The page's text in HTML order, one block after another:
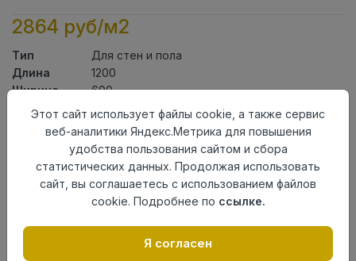
2864 руб/м2
Тип
Для стен и пола
Длина
1200
Ширина
600
Актуальность
Товарная
Керамогранит
Поверхность
Индия
Номер
Этот сайт использует файлы cookie, а также сервис
веб-аналитики Яндекс.Метрика для повышения
удобства пользования сайтом и сбора
статистических данных. Продолжая использовать
сайт, вы соглашаетесь с использованием файлов
cookie. Подробнее по ссылке.
Я согласен